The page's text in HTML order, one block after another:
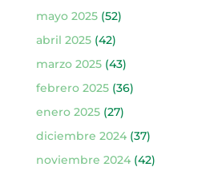
mayo 2025(52)
abril 2025(42)
marzo 2025(43)
febrero 2025(36)
enero 2025(27)
diciembre 2024(37)
noviembre 2024(42)